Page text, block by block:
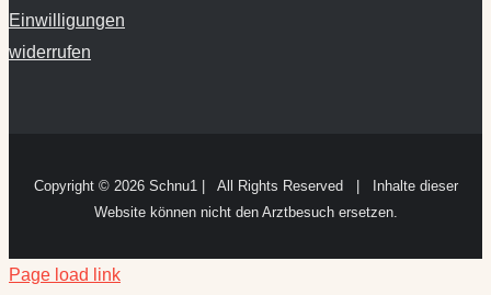
Einwilligungen
widerrufen
Copyright © 2026 Schnu1 | All Rights Reserved | Inhalte dieser
Website können nicht den Arztbesuch ersetzen.
Page load link